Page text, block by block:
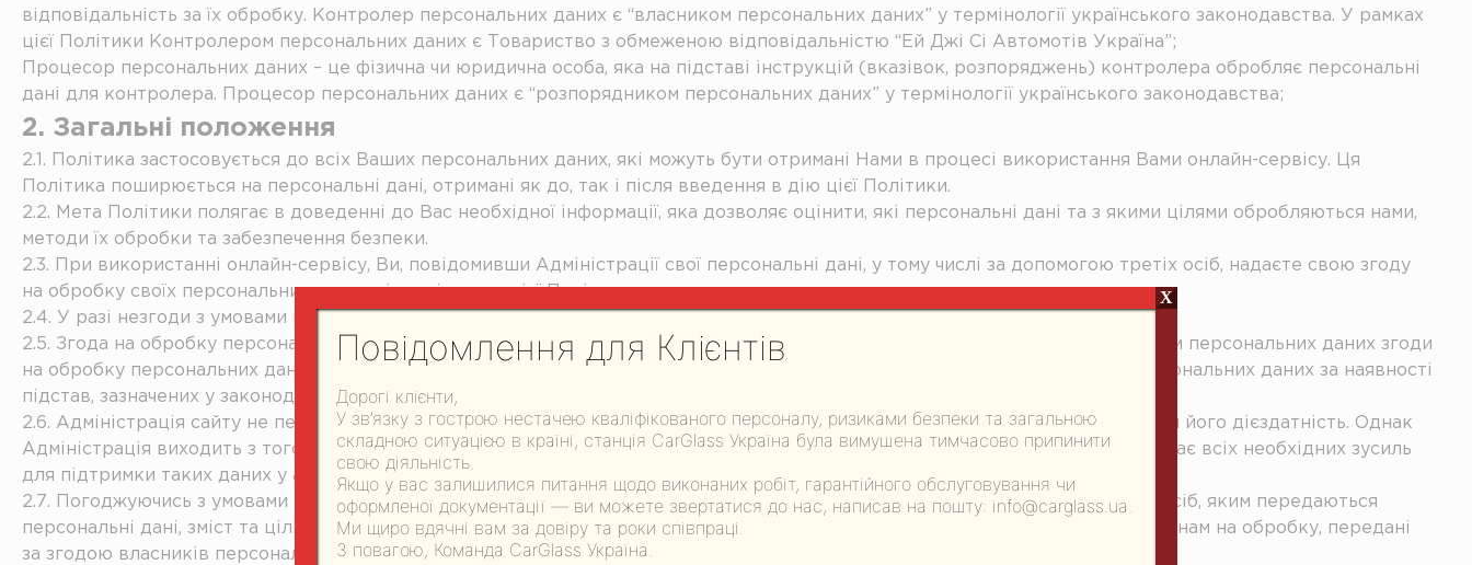
відповідальність за їх обробку. Контролер персональних даних є “власником персональних даних” у термінології українського законодавства. У рамках
цієї Політики Контролером персональних даних є Товариство з обмеженою відповідальністю “Ей Джі Сі Автомотів Україна”;
Процесор персональних даних – це фізична чи юридична особа, яка на підставі інструкцій (вказівок, розпоряджень) контролера обробляє персональні
дані для контролера. Процесор персональних даних є “розпорядником персональних даних” у термінології українського законодавства;
2. Загальні положення
2.1. Політика застосовується до всіх Ваших персональних даних, які можуть бути отримані Нами в процесі використання Вами онлайн-сервісу. Ця
Політика поширюється на персональні дані, отримані як до, так і після введення в дію цієї Політики.
2.2. Мета Політики полягає в доведенні до Вас необхідної інформації, яка дозволяє оцінити, які персональні дані та з якими цілями обробляються нами,
методи їх обробки та забезпечення безпеки.
2.3. При використанні онлайн-сервісу, Ви, повідомивши Адміністрації свої персональні дані, у тому числі за допомогою третіх осіб, надаєте свою згоду
на обробку своїх персональних даних відповідно до цієї Політики.
2.4. У разі незгоди з умовами цієї Політики Ви зобов’язані припинити використовувати онлайн-сервіс.
2.5. Згода на обробку персональних даних може бути відкликана суб’єктом персональних даних. У разі відкликання суб’єктом персональних даних згоди
на обробку персональних даних, Адміністрація має право продовжити обробку персональних даних без згоди суб’єкта персональних даних за наявності
підстав, зазначених у законодавстві.
2.6. Адміністрація сайту не перевіряє достовірність персональних даних, які надає Користувач, не має можливості оцінювати його дієздатність. Однак
Адміністрація виходить з того, що Користувач діє сумлінно, обачно, надає достовірні та достатні персональні дані та докладає всіх необхідних зусиль
для підтримки таких даних у актуальному стані та не порушує права третіх осіб.
2.7. Погоджуючись з умовами цієї Політики, Ви підтверджуєте, що в момент збору персональних даних Ви повідомлені про осіб, яким передаються
персональні дані, зміст та цілі збору персональних даних. Ви підтверджуєте (гарантуєте), що персональні дані, які передані нам на обробку, передані
за згодою власників персональних даних та в рамках Законодавства.
Повідомлення для Клієнтів
Дорогі клієнти,
У зв’язку з гострою нестачею кваліфікованого персоналу, ризиками безпеки та загальною
складною ситуацією в країні, станція CarGlass Україна була вимушена тимчасово припинити
свою діяльність.
Якщо у вас залишилися питання щодо виконаних робіт, гарантійного обслуговування чи
оформленої документації — ви можете звертатися до нас, написав на пошту: info@carglass.ua.
Ми щиро вдячні вам за довіру та роки співпраці.
З повагою, Команда CarGlass Україна.
X